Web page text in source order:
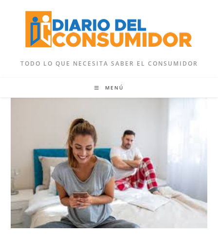
contenido
TODO LO QUE NECESITA SABER EL CONSUMIDOR
MENÚ